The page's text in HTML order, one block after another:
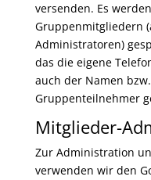
versenden. Es
Gruppenmitgliedern
Administratoren)
das die eigene
auch der Namen
Gruppenteilnehmer
Mitglieder-
Zur Administration
verwenden wir den